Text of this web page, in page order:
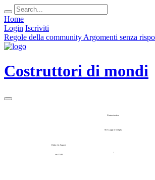
Home
Login Iscriviti
Regole della community Argomenti senza
Costruttori di mondi
Contest estivo
Messaggi in bottiglia
Friday 14 August
ore 12:00